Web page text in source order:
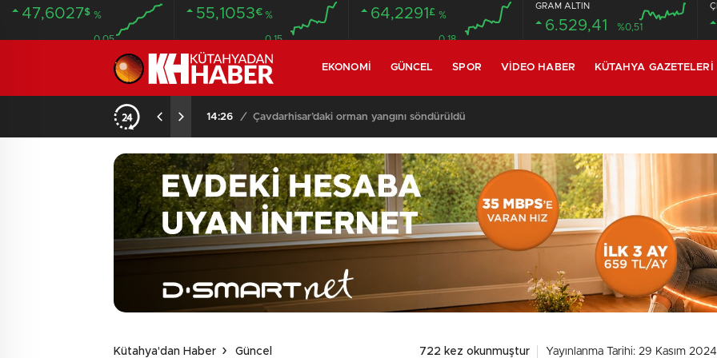
47,6027$ %
0.05
55,1053€ %
0.15
64,2291 £ %
0.18
GRAM ALTIN
6.529,41 %0,51
EKONOMI GÜNCEL SPOR VIDEO HABER KÜTAHYA GAZETELERI
14:26 / Çavdarhisar’daki orman yangını söndürüldü
Kütahya'dan Haber Güncel 722 kez okunmuştur Yayınlanma Tarihi: 29 Kasım